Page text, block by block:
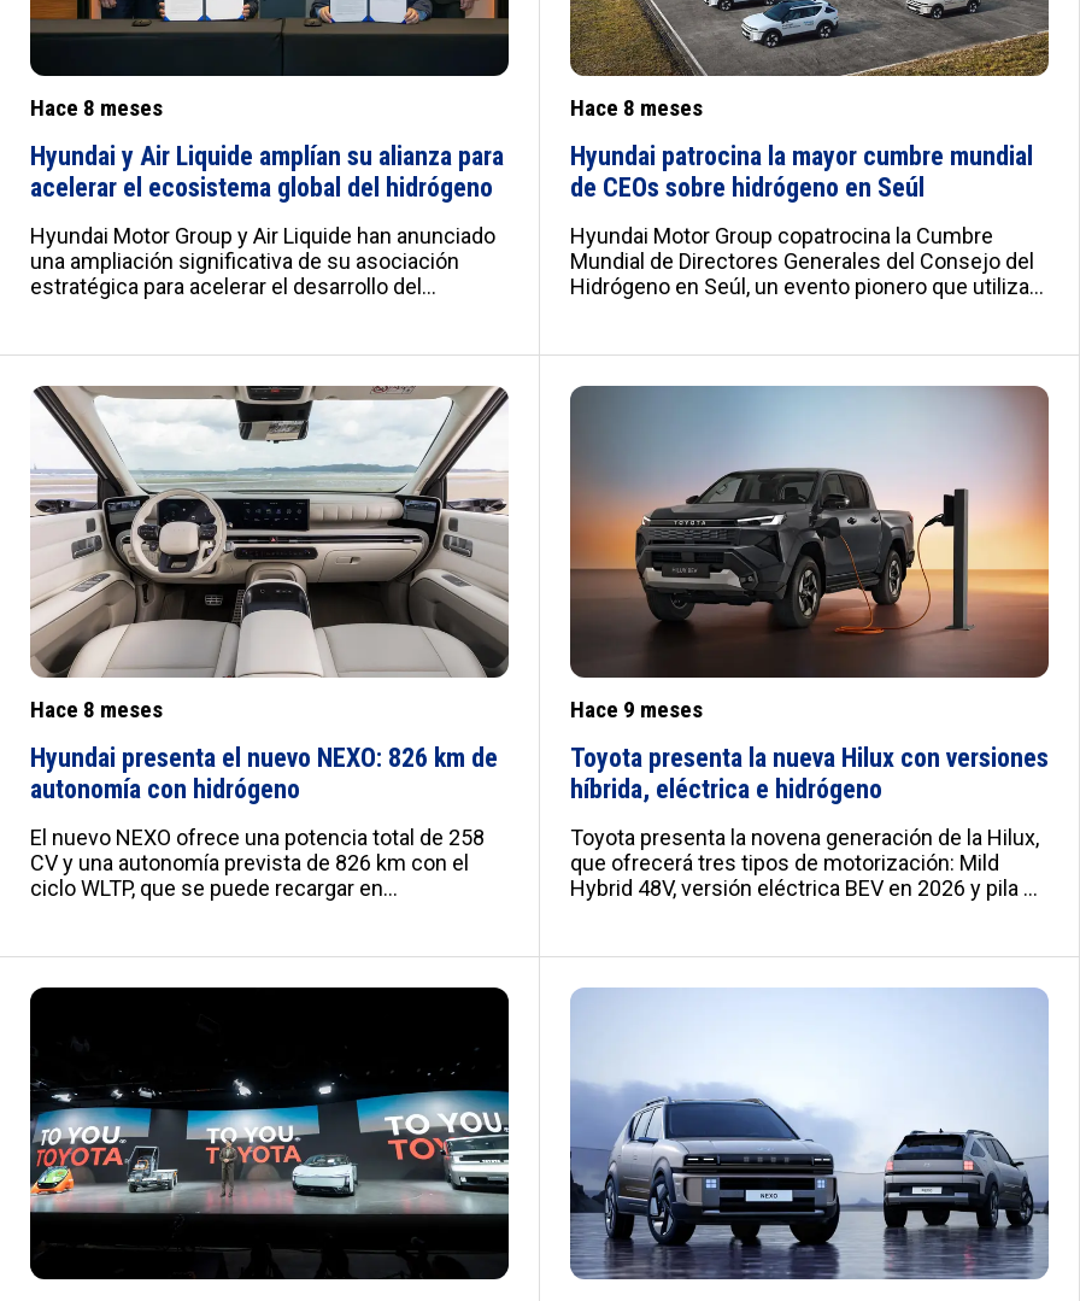
Hace 8 meses
Hyundai y Air Liquide amplían su alianza para
acelerar el ecosistema global del hidrógeno
Hyundai Motor Group y Air Liquide han anunciado
una ampliación significativa de su asociación
estratégica para acelerar el desarrollo del
durante la Cumbre de Directores del Consejo del
Hidrógeno en Seúl, donde ambas compañías
ejercen como copresidentes. La colaboración se
centrará en crear hubs clave en Europa, Corea y
Estados Unidos, expandiendo infraestructuras de
repostaje, desarrollando cadenas de suministro
fiables y desplegando vehículos de pila de
combustible para transporte pesado, logística y
público. En Corea del Sur, la alianza ya ha logrado
hitos tangibles, incluyendo el despliegue de más
de 2.000 autobuses y 37.000 turismos de
hidrógeno, así como la expansión de la red de
estaciones de servicio.
Hace 8 meses
Hyundai patrocina la mayor cumbre mundial
de CEOs sobre hidrógeno en Seúl
Hyundai Motor Group copatrocina la Cumbre
Mundial de Directores Generales del Consejo del
Hidrógeno en Seúl, un evento pionero que utilizará
para debatir la ampliación del ecosistema del
hidrógeno. Hyundai desplegará 50 SUV NEXO y 6
infraestructura coreana. El evento subraya el
papel clave del hidrógeno en la transición
energética global.
Hace 8 meses
Hyundai presenta el nuevo NEXO: 826 km de
autonomía con hidrógeno
El nuevo NEXO ofrece una potencia total de 258
CV y una autonomía prevista de 826 km con el
ciclo WLTP, que se puede recargar en
Hace 9 meses
Toyota presenta la nueva Hilux con versiones
híbrida, eléctrica e hidrógeno
Toyota presenta la novena generación de la Hilux,
que ofrecerá tres tipos de motorización: Mild
Hybrid 48V, versión eléctrica BEV en 2026 y pila de